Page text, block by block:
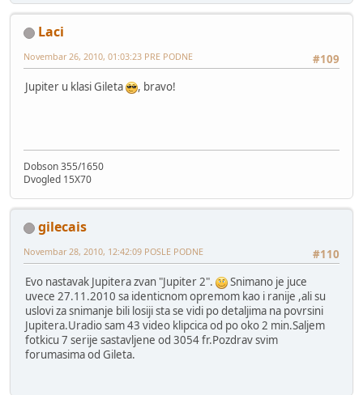
Laci
#109
Novembar 26, 2010, 01:03:23 PRE PODNE
Jupiter u klasi Gileta , bravo!
Dobson 355/1650
Dvogled 15X70
gilecais
#110
Novembar 28, 2010, 12:42:09 POSLE PODNE
Evo nastavak Jupitera zvan "Jupiter 2".
Snimano je juce
uvece 27.11.2010 sa identicnom opremom kao i ranije ,ali su
uslovi za snimanje bili losiji sta se vidi po detaljima na povrsini
Jupitera.Uradio sam 43 video klipcica od po oko 2 min.Saljem
fotkicu 7 serije sastavljene od 3054 fr.Pozdrav svim
forumasima od Gileta.